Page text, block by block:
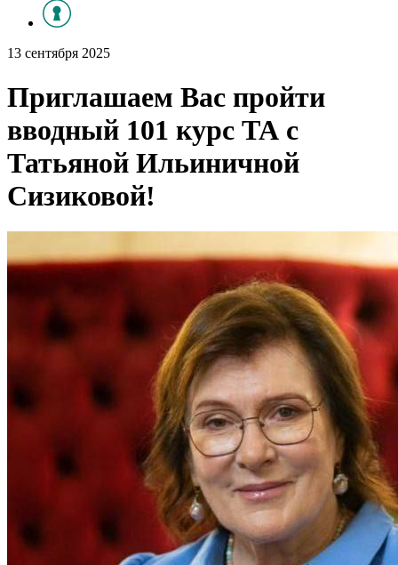
13 сентября 2025
Приглашаем Вас пройти
вводный 101 курс ТА с
Татьяной Ильиничной
Сизиковой!